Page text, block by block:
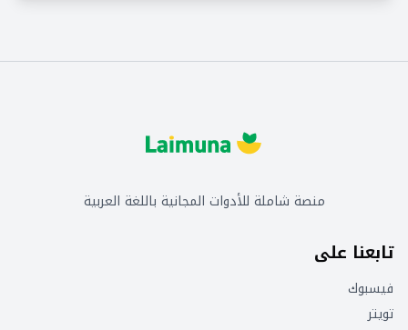
منصة شاملة للأدوات المجانية باللغة العربية
تابعنا على
فيسبوك
تويتر